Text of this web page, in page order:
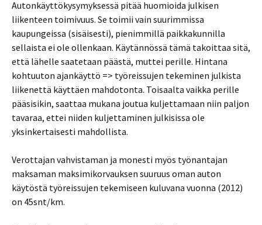
Autonkäyttökysymyksessä pitää huomioida julkisen
liikenteen toimivuus. Se toimii vain suurimmissa
kaupungeissa (sisäisesti), pienimmillä paikkakunnilla
sellaista ei ole ollenkaan. Käytännössä tämä takoittaa sitä,
että lähelle saatetaan päästä, muttei perille. Hintana
kohtuuton ajankäyttö => työreissujen tekeminen julkista
liikenettä käyttäen mahdotonta. Toisaalta vaikka perille
pääsisikin, saattaa mukana joutua kuljettamaan niin paljon
tavaraa, ettei niiden kuljettaminen julkisissa ole
yksinkertaisesti mahdollista.
Verottajan vahvistaman ja monesti myös työnantajan
maksaman maksimikorvauksen suuruus oman auton
käytöstä työreissujen tekemiseen kuluvana vuonna (2012)
on 45snt/km.